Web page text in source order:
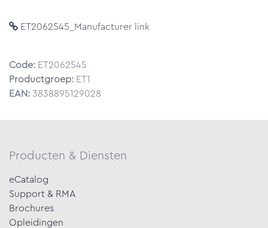
ET2062545_Manufacturer link
Code: ET2062545
Productgroep: ET1
EAN: 3838895129028
Producten & Diensten
eCatalog
Support & RMA
Brochures
Opleidingen